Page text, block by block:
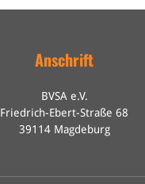
Anschrift
BVSA e.V.
Friedrich-Ebert-Straße 68
39114 Magdeburg